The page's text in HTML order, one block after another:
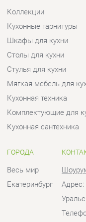
Мягкая мебель для
Кухонная техника
Комплектующие для
Кухонная сантехника
ГОРОДА
Весь мир
Екатеринбург
Шоурум
Адрес:
Часы
Пн - Пт:
©